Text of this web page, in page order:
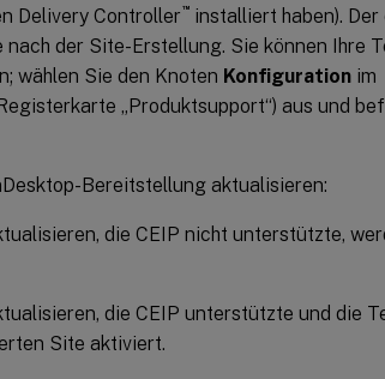
Delivery Controller ™
installiert haben).
der Site-Erstellung. Sie können Ihre
wählen Sie den Knoten Konfiguration im
„Produktsupport“) aus und
Bereitstellung aktualisieren:
die CEIP nicht unterstützte,
die CEIP unterstützte und die
Site aktiviert.